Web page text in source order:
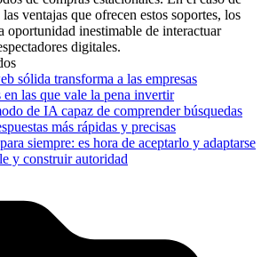
ventajas que ofrecen estos soportes, los
oportunidad inestimable de interactuar
digitales.
sólida transforma a las empresas
en las que vale la pena invertir
de IA capaz de comprender búsquedas
más rápidas y precisas
siempre: es hora de aceptarlo y adaptarse
y construir autoridad